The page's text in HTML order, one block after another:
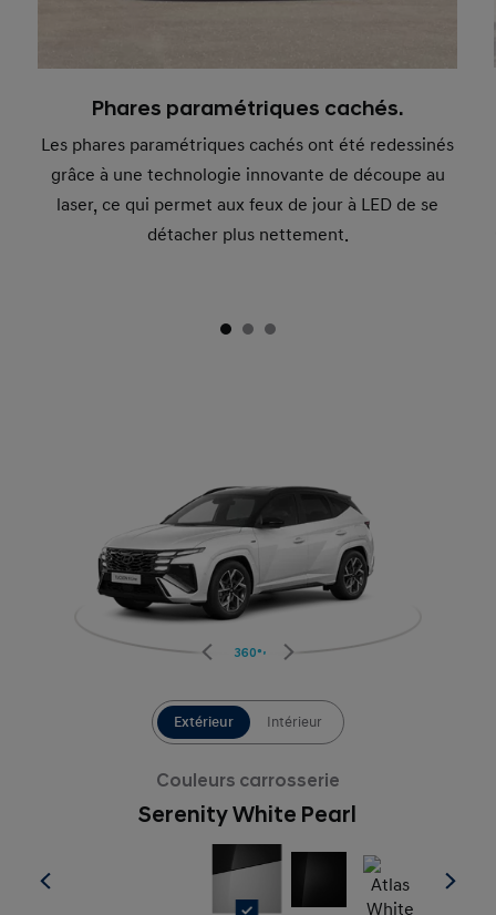
Phares paramétriques cachés.
Les phares paramétriques cachés ont été redessinés
grâce à une technologie innovante de découpe au
laser, ce qui permet aux feux de jour à LED de se
détacher plus nettement.
360°
Extérieur Intérieur
Couleurs carrosserie
Serenity White Pearl